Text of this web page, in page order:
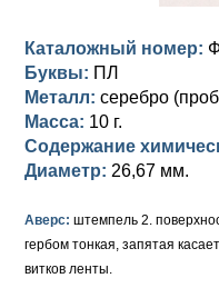
Памятные и
Сибирские монеты
Для Молдавии и
Таврические монеты
Медь
Для Пруссии
Ливонезы
Анна Иоанновна (1730-
Петр II (1727-1730)
Екатерина I (1725-1727)
Петр I (1682-1725)
Серебро
Каталожный номер:
Буквы: ПЛ
Металл: серебро
Масса: 10 г.
Содержание
Диаметр: 26,67 мм.
Аверс: штемпель 2.
гербом тонкая, запятая
витков ленты.